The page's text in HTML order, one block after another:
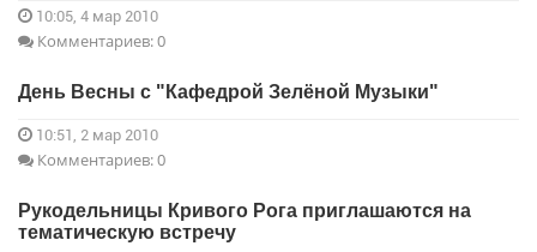
10:05, 4 мар 2010
Комментариев: 0
День Весны с "Кафедрой Зелёной Музыки"
10:51, 2 мар 2010
Комментариев: 0
Рукодельницы Кривого Рога приглашаются на
тематическую встречу